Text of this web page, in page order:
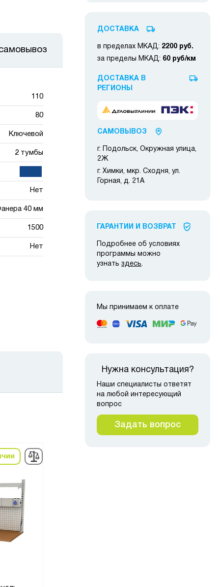
110
80
Ключевой
2 тумбы
Нет
40 мм
1500
Нет
ДОСТАВКА
в пределах МКАД: 2200 руб.
за пределы МКАД: 60 руб/км
ДОСТАВКА В
РЕГИОНЫ
САМОВЫВОЗ
г. Подольск, Окружная улица,
2Ж
г. Химки, мкр. Сходня, ул.
Горная, д. 21А
ГАРАНТИИ И ВОЗВРАТ
Подробнее об условиях
программы можно
узнать здесь.
Мы принимаем к оплате
Нужна консультация?
Наши специалисты ответят
на любой интересующий
вопрос
Задать вопрос